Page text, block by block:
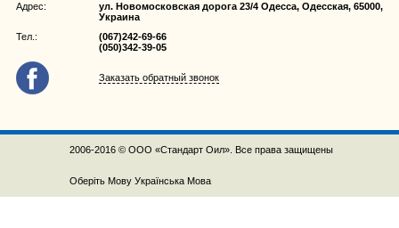
Адрес:
ул. Новомосковская дорога 23/4 Одесса, Одесская, 65000,
Украина
Тел.:
(067)242-69-66
(050)342-39-05
Заказать обратный звонок
2006-2016 © ООО «Стандарт Оил». Все права защищены
Оберіть Мову Українська Мова